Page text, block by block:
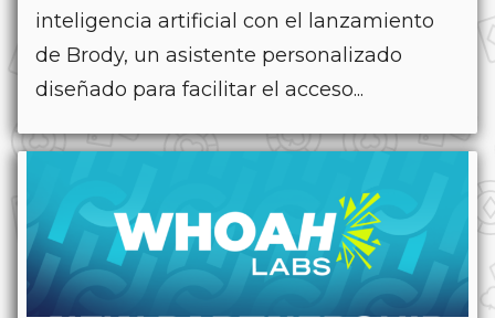
inteligencia artificial con el lanzamiento
de Brody, un asistente personalizado
diseñado para facilitar el acceso...